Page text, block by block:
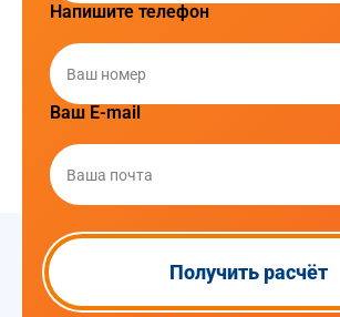
Напишите телефон
Ваш E-mail